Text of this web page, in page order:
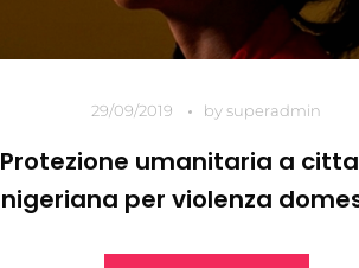
29/09/2019 by superadmin
Protezione umanitaria a
nigeriana per violenza